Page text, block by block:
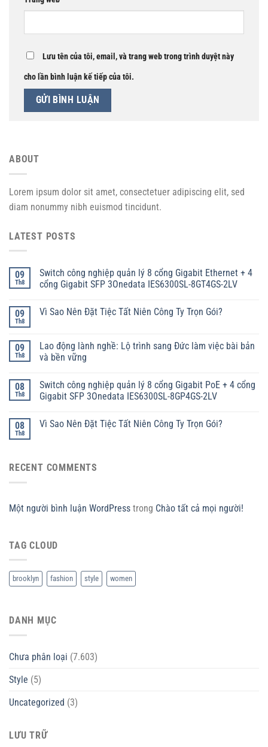
Lưu tên của tôi, email, và trang web trong trình duyệt này
cho lần bình luận kế tiếp của tôi.
ABOUT
Lorem ipsum dolor sit amet, consectetuer adipiscing elit, sed
diam nonummy nibh euismod tincidunt.
LATEST POSTS
09
Th8
Switch công nghiệp quản lý 8 cổng Gigabit Ethernet + 4
cổng Gigabit SFP 3Onedata IES6300SL-8GT4GS-2LV
09
Th8
Vì Sao Nên Đặt Tiệc Tất Niên Công Ty Trọn Gói?
09
Th8
Lao động lành nghề: Lộ trình sang Đức làm việc bài bản
và bền vững
08
Th8
Switch công nghiệp quản lý 8 cổng Gigabit PoE + 4 cổng
Gigabit SFP 3Onedata IES6300SL-8GP4GS-2LV
08
Th8
Vì Sao Nên Đặt Tiệc Tất Niên Công Ty Trọn Gói?
RECENT COMMENTS
Một người bình luận WordPress trong Chào tất cả mọi người!
TAG CLOUD
brooklyn fashion style women
DANH MỤC
Chưa phân loại (7.603)
Style (5)
Uncategorized (3)
LƯU TRỮ